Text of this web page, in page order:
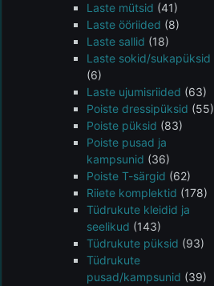
Laste mütsid (41)
Laste ööriided (8)
Laste sallid (18)
Laste sokid/sukapüksid
(6)
Laste ujumisriided (63)
Poiste dressipüksid (55)
Poiste püksid (83)
Poiste pusad ja
kampsunid (36)
Poiste T-särgid (62)
Riiete komplektid (178)
Tüdrukute kleidid ja
seelikud (143)
Tüdrukute püksid (93)
Tüdrukute
pusad/kampsunid (39)